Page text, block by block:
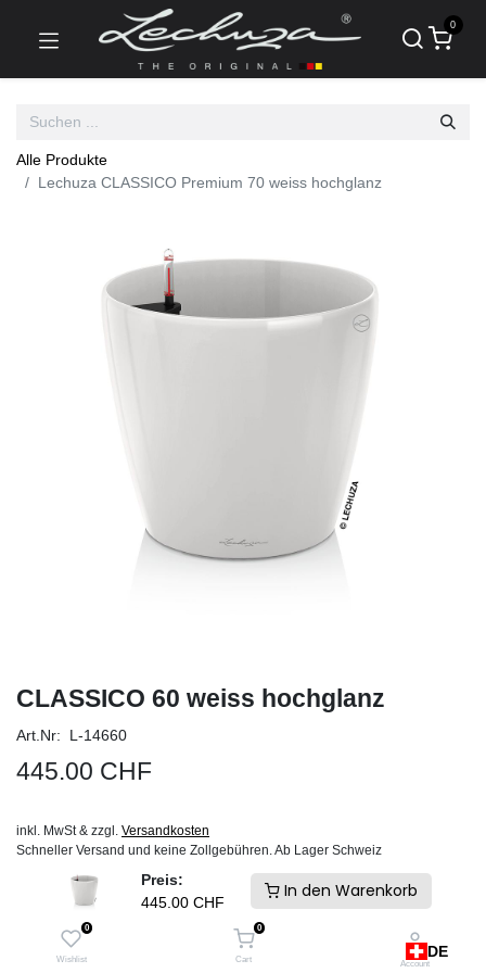
Preis:
445.00 CHF
In den Warenkorb
0
Wishlist
0
Cart Account
0
Alle Produkte
Lechuza CLASSICO Premium 70 weiss hochglanz
CLASSICO 60 weiss hochglanz
Art.Nr: L-14660
445.00 CHF
inkl. MwSt & zzgl. Versandkosten
Schneller Versand und keine Zollgebühren. Ab Lager Schweiz
IN DEN WARENKORB
Auf die Wunschliste DE